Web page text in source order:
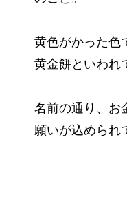
黄色がかった色
黄金餅といわれ
名前の通り、お
願いが込められ